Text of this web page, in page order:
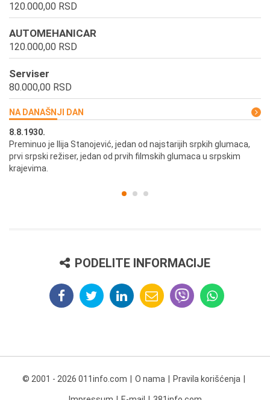
120.000,00 RSD
AUTOMEHANICAR
120.000,00 RSD
Serviser
80.000,00 RSD
NA DANAŠNJI DAN
8.8.1930.
Preminuo je Ilija Stanojević, jedan od najstarijih srpkih glumaca,
prvi srpski režiser, jedan od prvih filmskih glumaca u srpskim
krajevima.
PODELITE INFORMACIJE
© 2001 - 2026 011info.com O nama Pravila korišćenja